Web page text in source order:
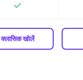
क्लासिक खोलें